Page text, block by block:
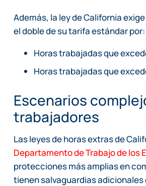
Además, la ley de California
el doble de su tarifa estándar por:
Horas trabajadas que
Horas trabajadas que
Escenarios
trabajadores
Las leyes de horas extras de
Departamento de Trabajo de los
protecciones más amplias en
tienen salvaguardias